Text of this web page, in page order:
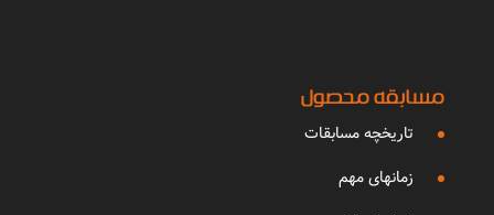
مسابقه محصول
تاریخچه مسابقات
زمانهای مهم